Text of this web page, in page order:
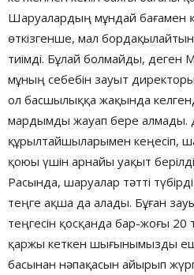
Шаруалардың мұндай бағамен
өткізгенше, мал
тиімді. Бұлай болмайды, деген
мұның себебін зауыт
ол басшылыққа жақында
мардымды жауап бере алмады.
құрылтайшыларымен кеңесіп,
қоюы үшін арнайы уақыт
Расында, шаруалар тәтті
теңге ақша да алады. Бұған
теңгесін қосқанда бар-жоғы
қаржы кеткен шығынымызды еш
басынан нәпақасын айырып